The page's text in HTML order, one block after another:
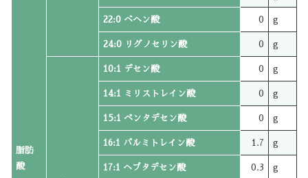
脂肪
酸
22:0 ベヘン酸 0 g
24:0 リグノセリン酸 0 g
10:1 デセン酸 0 g
14:1 ミリストレイン酸 0 g
15:1 ペンタデセン酸 0 g
16:1 パルミトレイン酸 1.7 g
17:1 ヘプタデセン酸 0.3 g